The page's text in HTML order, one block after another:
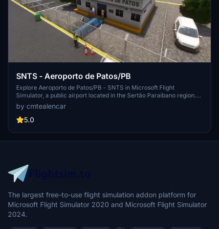
SNTS - Aeroporto de Patos/PB
Explore Aeroporto de Patos/PB - SNTS in Microsoft Flight
Simulator, a public airport located in the Sertão Paraibano region.
This addon features a 1600x30m asphalt runway and offers 3
weekly flights to the capital city of Recife on 9-seater C208 Grand
Caravan aircraft. Discover this city known for its hot climate and
by cmtealencar
5.0
The largest free-to-use flight simulation addon platform for
Microsoft Flight Simulator 2020 and Microsoft Flight Simulator
2024.